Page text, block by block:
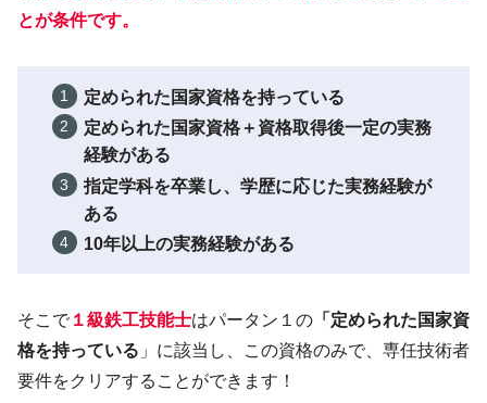
とが条件です。
定められた国家資格を持っている
定められた国家資格＋資格取得後一定の実務
経験がある
指定学科を卒業し、学歴に応じた実務経験が
ある
10年以上の実務経験がある
そこで １級鉄工技能士はパータン１の 「 定められた国家資
格を持っている 」に該当し、この資格のみで、専任技術者
要件をクリアすることができます！